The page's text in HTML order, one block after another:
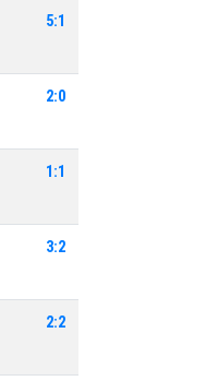
5:1
2:0
1:1
3:2
2:2